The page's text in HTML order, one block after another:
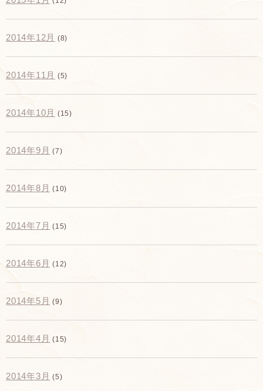
2014年12月 (8)
2014年11月 (5)
2014年10月 (15)
2014年9月 (7)
2014年8月 (10)
2014年7月 (15)
2014年6月 (12)
2014年5月 (9)
2014年4月 (15)
2014年3月 (5)